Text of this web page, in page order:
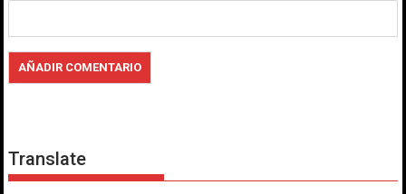
Translate